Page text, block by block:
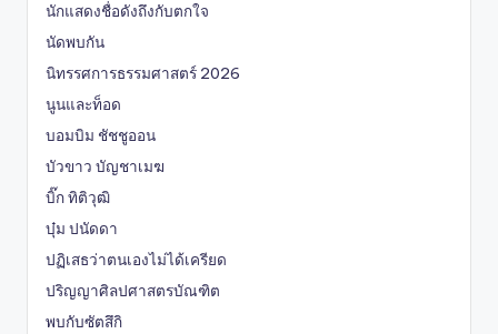
นักแสดงชื่อดังถึงกับตกใจ
นัดพบกัน
นิทรรศการธรรมศาสตร์ 2026
นูนและท็อด
บอมบิม ชัชชูออน
บัวขาว บัญชาเมฆ
บิ๊ก ทิติวุฒิ
บุ๋ม ปนัดดา
ปฏิเสธว่าตนเองไม่ได้เครียด
ปริญญาศิลปศาสตรบัณฑิต
พบกับซัตสึกิ